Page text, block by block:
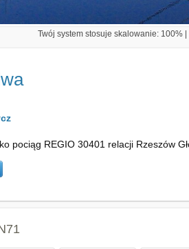
Twój system stosuje skalowanie: 100%
pociąg REGIO 30401 relacji Rzeszów